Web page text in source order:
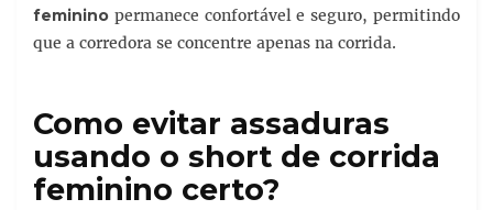
feminino permanece confortável e seguro, permitindo
que a corredora se concentre apenas na corrida.
Como evitar assaduras
usando o short de corrida
feminino certo?